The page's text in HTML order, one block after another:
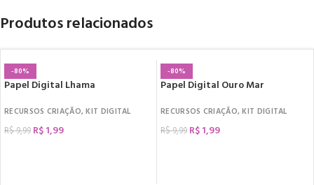
Produtos relacionados
-80%
Papel Digital Lhama
RECURSOS CRIAÇÃO,KIT DIGITAL
R$9,99 R$1,99
-80%
Papel Digital Ouro Mar
RECURSOS CRIAÇÃO,KIT DIGITAL
R$9,99 R$1,99